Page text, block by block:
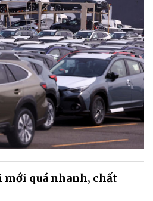
mới quá nhanh, chất